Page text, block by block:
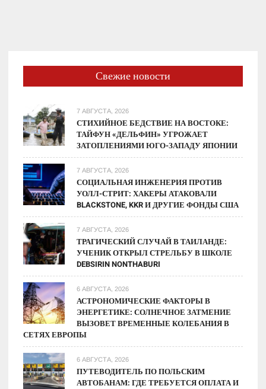
марсианском
льду
песчаных
червей
из
«Дюны»
Свежие новости
7 АВГУСТА, 2026
СТИХИЙНОЕ БЕДСТВИЕ НА ВОСТОКЕ:
ТАЙФУН «ДЕЛЬФИН» УГРОЖАЕТ
ЗАТОПЛЕНИЯМИ ЮГО-ЗАПАДУ ЯПОНИИ
7 АВГУСТА, 2026
СОЦИАЛЬНАЯ ИНЖЕНЕРИЯ ПРОТИВ
УОЛЛ-СТРИТ: ХАКЕРЫ АТАКОВАЛИ
BLACKSTONE, KKR И ДРУГИЕ ФОНДЫ США
7 АВГУСТА, 2026
ТРАГИЧЕСКИЙ СЛУЧАЙ В ТАИЛАНДЕ:
УЧЕНИК ОТКРЫЛ СТРЕЛЬБУ В ШКОЛЕ
DEBSIRIN NONTHABURI
6 АВГУСТА, 2026
АСТРОНОМИЧЕСКИЕ ФАКТОРЫ В
ЭНЕРГЕТИКЕ: СОЛНЕЧНОЕ ЗАТМЕНИЕ
ВЫЗОВЕТ ВРЕМЕННЫЕ КОЛЕБАНИЯ В
СЕТЯХ ЕВРОПЫ
6 АВГУСТА, 2026
ПУТЕВОДИТЕЛЬ ПО ПОЛЬСКИМ
АВТОБАНАМ: ГДЕ ТРЕБУЕТСЯ ОПЛАТА И